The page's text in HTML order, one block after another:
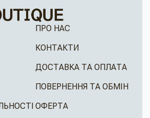
ПРО НАС
КОНТАКТИ
ДОСТАВКА ТА ОПЛАТА
ПОВЕРНЕННЯ ТА ОБМІН
ОФЕРТА